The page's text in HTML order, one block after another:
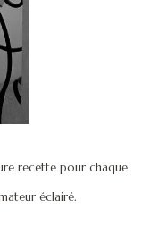
recette pour chaque
éclairé.